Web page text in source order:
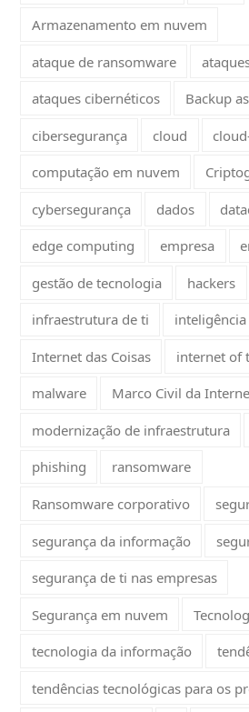
Armazenamento em nuvem
ataque de ransomware
ataques cibernéticos Backup
cibersegurança cloud
computação em nuvem
cybersegurança dados
edge computing empresa
gestão de tecnologia hackers
infraestrutura de ti
Internet das Coisas internet of
malware Marco Civil da
modernização de infraestrutura
phishing ransomware
Ransomware corporativo
segurança da informação
segurança de ti nas empresas
Segurança em nuvem
tecnologia da informação
tendências tecnológicas para os